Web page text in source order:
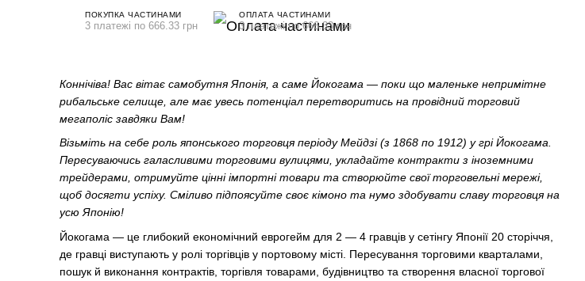
ПОКУПКА ЧАСТИНАМИ
3 платежі по 666.33 грн
ОПЛАТА ЧАСТИНАМИ
3 платежі по 666.33 грн
Коннічіва! Вас вітає самобутня Японія, а саме Йокогама — поки що маленьке непримітне
рибальське селище, але має увесь потенціал перетворитись на провідний торговий
мегаполіс завдяки Вам!
Візьміть на себе роль японського торговця періоду Мейдзі (з 1868 по 1912) у грі Йокогама.
Пересуваючись галасливими торговими вулицями, укладайте контракти з іноземними
трейдерами, отримуйте цінні імпортні товари та створюйте свої торговельні мережі,
щоб досягти успіху. Сміливо підпоясуйте своє кімоно та нумо здобувати славу торговця на
усю Японію!
Йокогама — це глибокий економічний еврогейм для 2 — 4 гравців у сетінгу Японії 20 сторіччя,
де гравці виступають у ролі торгівців у портовому місті. Пересування торговими кварталами,
пошук й виконання контрактів, торгівля товарами, будівництво та створення власної торгової